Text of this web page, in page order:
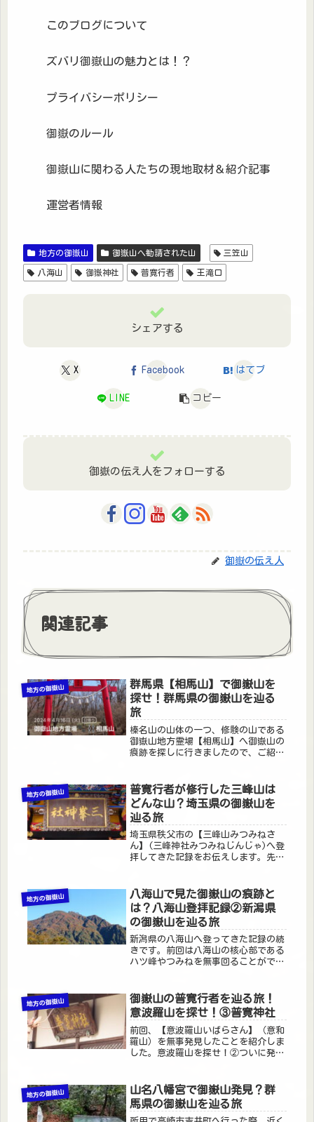
このブログについて
ズバリ御嶽山の魅力とは！？
プライバシーポリシー
御嶽のルール
御嶽山に関わる人たちの現地取材＆紹介記事
運営者情報
地方の御嶽山 御嶽山へ勧請された山 三笠山
八海山 御嶽神社 普寛行者 王滝口
シェアする
X Facebook はてブ
LINE コピー
御嶽の伝え人をフォローする
御嶽の伝え人
関連記事
地方の御嶽山
群馬県【相馬山】で御嶽山を
探せ！群馬県の御嶽山を辿る
旅
榛名山の山体の一つ、修験の山である
御嶽山地方霊場【相馬山】へ御嶽山の
痕跡を探しに行きましたので、ご紹介
市近くに大きい駐車場もあります。見
つけた御嶽山の痕跡は【霊神碑...
地方の御嶽山
普寛行者が修行した三峰山は
どんな山？埼玉県の御嶽山を
辿る旅
埼玉県秩父市の【三峰山みつみねさ
ん】(三峰神社みつみねじんじゃ)へ登
拝してきた記録をお伝えします。先に
嶽山や【普寛行者ふかんぎょうじゃ】
は祀られていません！そして御嶽山に
【...
地方の御嶽山
八海山で見た御嶽山の痕跡と
は？八海山登拝記録②新潟県
の御嶽山を辿る旅
新潟県の八海山へ登ってきた記録の続
きです。前回は八海山の核心部である
ハツ峰やつみねを無事回ることができ
先は最高峰である入道岳にゅうどうだ
けへ向かいます。振り返って大日岳だ
い...
地方の御嶽山
御嶽山の普寛行者を辿る旅！
意波羅山を探せ！③普寛神社
前回、【意波羅山いばらさん】（意和
羅山）を無事発見したことを紹介しま
した。意波羅山を探せ！②ついに発見
少し紹介します。場所はこちら入り口
です入り口の看板コロナ禍からずっと
閉...
地方の御嶽山
山名八幡宮で御嶽山発見？群
馬県の御嶽山を辿る旅